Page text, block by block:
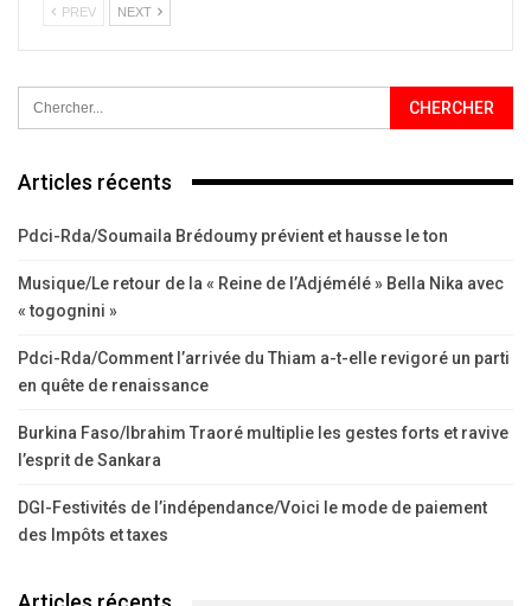
PREV NEXT
Articles récents
Pdci-Rda/Soumaila Brédoumy prévient et hausse le ton
Musique/Le retour de la « Reine de l’Adjémélé » Bella Nika avec
« togognini »
Pdci-Rda/Comment l’arrivée du Thiam a-t-elle revigoré un parti
en quête de renaissance
Burkina Faso/Ibrahim Traoré multiplie les gestes forts et ravive
l’esprit de Sankara
DGI-Festivités de l’indépendance/Voici le mode de paiement
des Impôts et taxes